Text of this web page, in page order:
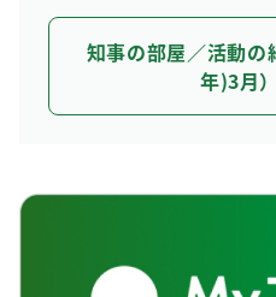
知事の部屋／活動
年)3月